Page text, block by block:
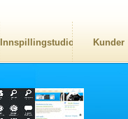
Innspillingstudio Kunder